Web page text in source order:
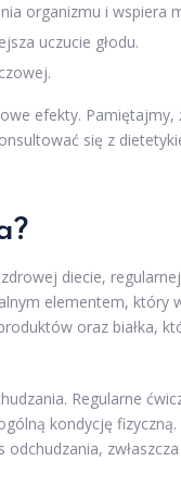
organizmu i wspiera
uczucie głodu.
efekty. Pamiętajmy,
się z
diecie,
elementem, który
oraz białka,
Regularne
kondycję